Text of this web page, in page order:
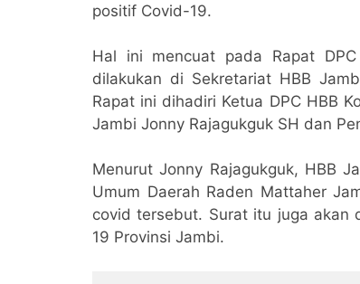
positif Covid-19.
Hal ini mencuat pada Rapat
dilakukan di Sekretariat HBB
Rapat ini dihadiri Ketua DPC HBB
Jambi Jonny Rajagukguk SH dan
Menurut Jonny Rajagukguk, HBB
Umum Daerah Raden Mattaher
covid tersebut. Surat itu juga akan
19 Provinsi Jambi.